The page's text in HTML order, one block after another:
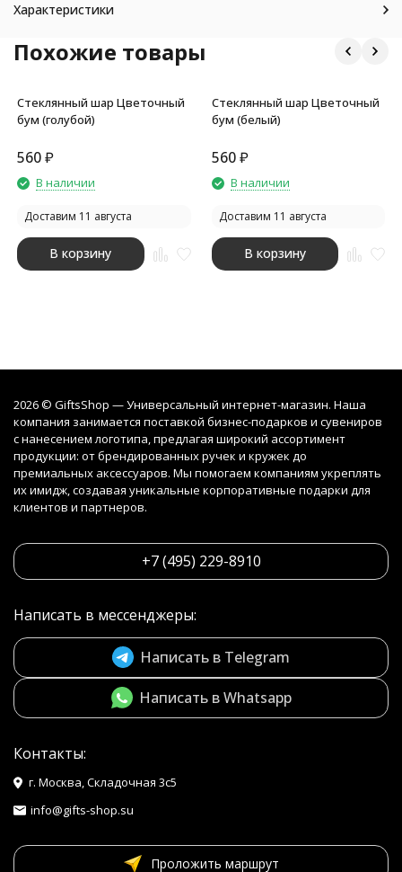
Характеристики
Похожие товары
Стеклянный шар Цветочный
бум (голубой)
560₽
В наличии
Доставим 11 августа
В корзину
Стеклянный шар Цветочный
бум (белый)
560 ₽
В наличии
Доставим 11 августа
В корзину
2026 © GiftsShop — Универсальный интернет-магазин. Наша
компания занимается поставкой бизнес-подарков и сувениров
с нанесением логотипа, предлагая широкий ассортимент
продукции: от брендированных ручек и кружек до
премиальных аксессуаров. Мы помогаем компаниям укреплять
их имидж, создавая уникальные корпоративные подарки для
клиентов и партнеров.
+7 (495) 229-8910
Написать в мессенджеры:
Написать в Telegram
Написать в Whatsapp
Контакты:
г. Москва, Складочная 3с5
info@gifts-shop.su
Проложить маршрут